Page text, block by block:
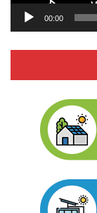
00:00